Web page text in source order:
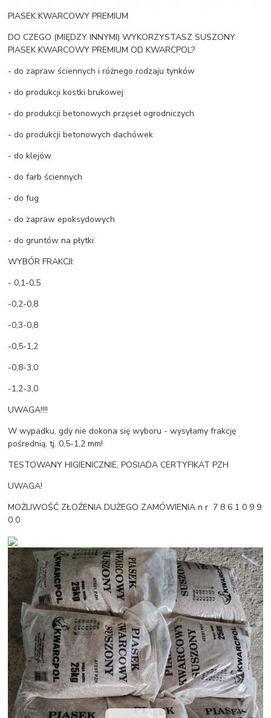
PIASEK KWARCOWY PREMIUM
DO CZEGO (MIĘDZY INNYMI) WYKORZYSTASZ SUSZONY
PIASEK KWARCOWY PREMIUM OD KWARCPOL?
- do zapraw ściennych i różnego rodzaju tynków
- do produkcji kostki brukowej
- do produkcji betonowych przęseł ogrodniczych
- do produkcji betonowych dachówek
- do klejów
- do farb ściennych
- do fug
- do zapraw epoksydowych
- do gruntów na płytki
WYBÓR FRAKCJI:
- 0,1-0,5
-0,2-0,8
-0,3-0,8
-0,5-1,2
-0,8-3,0
-1,2-3,0
UWAGA!!!!
W wypadku, gdy nie dokona się wyboru - wysyłamy frakcję
pośrednią, tj. 0,5-1,2 mm!
TESTOWANY HIGIENICZNIE, POSIADA CERTYFIKAT PZH
UWAGA!
MOŻLIWOŚĆ ZŁOŹENIA DUŻEGO ZAMÓWIENIA n r 7 8 6 1 0 9 9
0 0